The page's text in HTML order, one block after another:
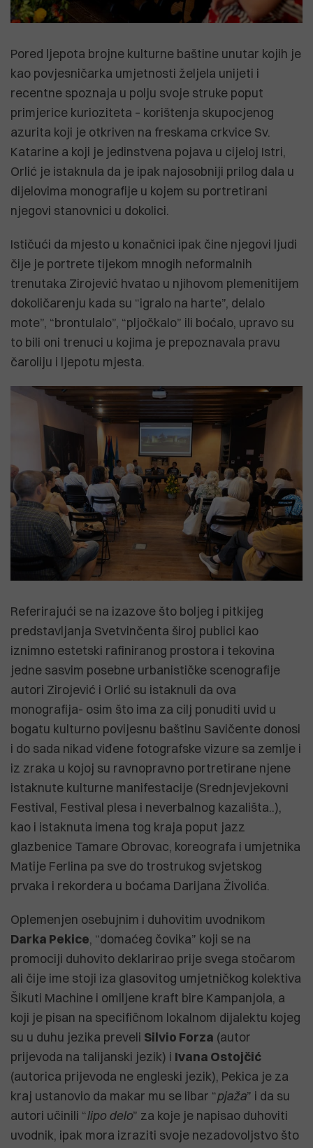
Pored ljepota brojne kulturne baštine unutar kojih je
kao povjesničarka umjetnosti željela unijeti i
recentne spoznaja u polju svoje struke poput
primjerice kurioziteta – korištenja skupocjenog
azurita koji je otkriven na freskama crkvice Sv.
Katarine a koji je jedinstvena pojava u cijeloj Istri,
Orlić je istaknula da je ipak najosobniji prilog dala u
dijelovima monografije u kojem su portretirani
njegovi stanovnici u dokolici.
Ističući da mjesto u konačnici ipak čine njegovi ljudi
čije je portrete tijekom mnogih neformalnih
trenutaka Zirojević hvatao u njihovom plemenitijem
dokoličarenju kada su “igralo na harte”, delalo
mote”, “brontulalo”, “pljočkalo” ili boćalo, upravo su
to bili oni trenuci u kojima je prepoznavala pravu
čaroliju i ljepotu mjesta.
Referirajući se na izazove što boljeg i pitkijeg
predstavljanja Svetvinčenta široj publici kao
iznimno estetski rafiniranog prostora i tekovina
jedne sasvim posebne urbanističke scenografije
autori Zirojević i Orlić su istaknuli da ova
monografija- osim što ima za cilj ponuditi uvid u
bogatu kulturno povijesnu baštinu Savičente donosi
i do sada nikad viđene fotografske vizure sa zemlje i
iz zraka u kojoj su ravnopravno portretirane njene
istaknute kulturne manifestacije (Srednjevjekovni
Festival, Festival plesa i neverbalnog kazališta..),
kao i istaknuta imena tog kraja poput jazz
glazbenice Tamare Obrovac, koreografa i umjetnika
Matije Ferlina pa sve do trostrukog svjetskog
prvaka i rekordera u boćama Darijana Živolića.
Oplemenjen osebujnim i duhovitim uvodnikom
Darka Pekice, “domaćeg čovika” koji se na
promociji duhovito deklarirao prije svega stočarom
ali čije ime stoji iza glasovitog umjetničkog kolektiva
Šikuti Machine i omiljene kraft bire Kampanjola, a
koji je pisan na specifičnom lokalnom dijalektu kojeg
su u duhu jezika preveli Silvio Forza (autor
prijevoda na talijanski jezik) i Ivana Ostojčić
(autorica prijevoda ne engleski jezik), Pekica je za
kraj ustanovio da makar mu se libar “pjaža” i da su
autori učinili “lipo delo” za koje je napisao duhoviti
uvodnik, ipak mora izraziti svoje nezadovoljstvo što